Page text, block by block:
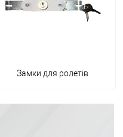
Замки для ролетів